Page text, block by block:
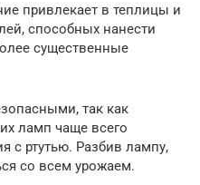
привлекает в теплицы и
способных нанести
существенные
так как
ламп чаще всего
с ртутью. Разбив лампу,
со всем урожаем.